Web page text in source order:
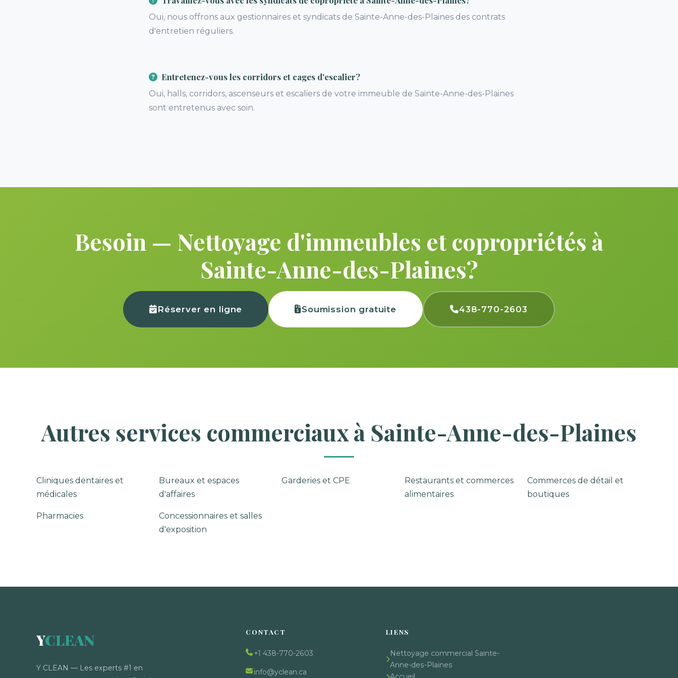
Oui, nous offrons aux gestionnaires et syndicats de Sainte-Anne-des-Plaines des contrats
d'entretien réguliers.
Entretenez-vous les corridors et cages d'escalier?
Oui, halls, corridors, ascenseurs et escaliers de votre immeuble de Sainte-Anne-des-Plaines
sont entretenus avec soin.
Besoin — Nettoyage d'immeubles et copropriétés à
Sainte-Anne-des-Plaines?
Réserver en ligne Soumission gratuite 438-770-2603
Autres services commerciaux à Sainte-Anne-des-Plaines
Cliniques dentaires et
médicales
Bureaux et espaces
d'affaires
Garderies et CPE
Restaurants et commerces
alimentaires
Commerces de détail et
boutiques
Pharmacies
Concessionnaires et salles
d'exposition
YCLEAN
Y CLEAN — Les experts #1 en
CONTACT
+1 438-770-2603
info@yclean.ca
LIENS
Nettoyage commercial Sainte-
Anne-des-Plaines